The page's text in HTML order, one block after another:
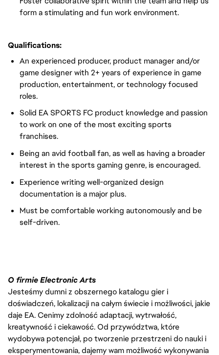
form a stimulating and fun work environment.
Qualifications:
An experienced producer, product manager and/or
game designer with 2+ years of experience in game
production, entertainment, or technology focused
roles.
Solid EA SPORTS FC product knowledge and passion
to work on one of the most exciting sports
franchises.
Being an avid football fan, as well as having a broader
interest in the sports gaming genre, is encouraged.
Experience writing well-organized design
documentation is a major plus.
Must be comfortable working autonomously and be
self-driven.
O firmie Electronic Arts
Jesteśmy dumni z obszernego katalogu gier i
doświadczeń, lokalizacji na całym świecie i możliwości, jakie
daje EA. Cenimy zdolność adaptacji, wytrwałość,
kreatywność i ciekawość. Od przywództwa, które
wydobywa potencjał, po tworzenie przestrzeni do nauki i
eksperymentowania, dajemy wam możliwość wykonywania